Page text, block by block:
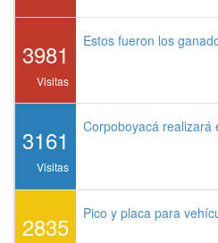
3981
Visitas
Estos fueron los
3161
Visitas
Corpoboyacá realizará
2835 Pico y placa para